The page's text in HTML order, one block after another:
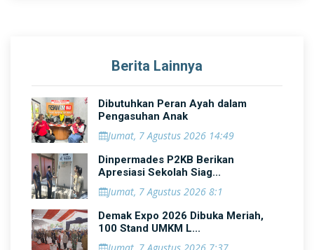
Berita Lainnya
Dibutuhkan Peran Ayah dalam
Pengasuhan Anak
Jumat, 7 Agustus 2026 14:49
Dinpermades P2KB Berikan
Apresiasi Sekolah Siag...
Jumat, 7 Agustus 2026 8:1
Demak Expo 2026 Dibuka Meriah,
100 Stand UMKM L...